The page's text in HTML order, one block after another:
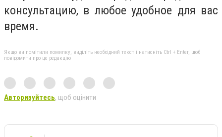
консультацию, в любое удобное для вас
время.
Якщо ви помітили помилку, виділіть необхідний текст і натисніть Ctrl + Enter, щоб
повідомити про це редакцію
Авторизуйтесь, щоб оцінити